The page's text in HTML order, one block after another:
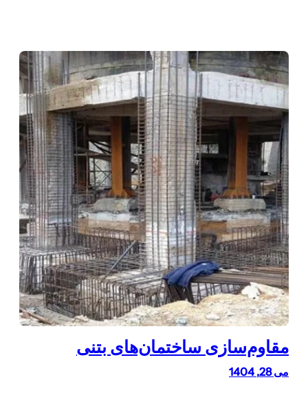
مقاوم‌سازی ساختمان‌های بتنی
می 28, 1404